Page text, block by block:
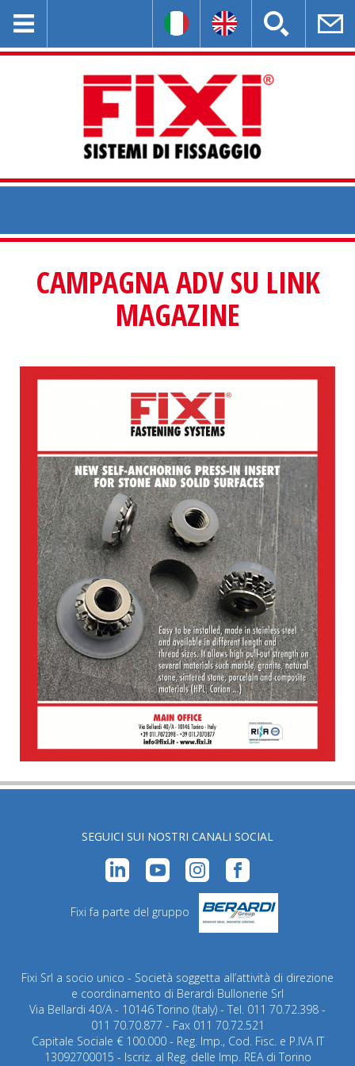
CAMPAGNA ADV SU LINK
MAGAZINE
SEGUICI SUI NOSTRI CANALI SOCIAL
Fixi fa parte del gruppo
Fixi Srl a socio unico - Società soggetta all’attività di direzione
e coordinamento di Berardi Bullonerie Srl
Via Bellardi 40/A - 10146 Torino (Italy) - Tel. 011 70.72.398 -
011 70.70.877 - Fax 011 70.72.521
Capitale Sociale € 100.000 - Reg. Imp., Cod. Fisc. e P.IVA IT
13092700015 - Iscriz. al Reg. delle Imp. REA di Torino